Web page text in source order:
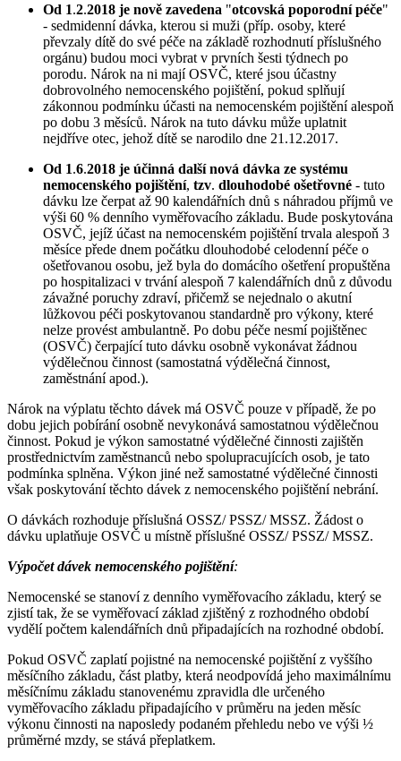
Od 1.2.2018 je nově zavedena "otcovská poporodní péče"
- sedmidenní dávka, kterou si muži (příp. osoby, které
převzaly dítě do své péče na základě rozhodnutí příslušného
orgánu) budou moci vybrat v prvních šesti týdnech po
porodu. Nárok na ni mají OSVČ, které jsou účastny
dobrovolného nemocenského pojištění, pokud splňují
zákonnou podmínku účasti na nemocenském pojištění alespoň
po dobu 3 měsíců. Nárok na tuto dávku může uplatnit
nejdříve otec, jehož dítě se narodilo dne 21.12.2017.
Od 1.6.2018 je účinná další nová dávka ze systému
nemocenského pojištění, tzv. dlouhodobé ošetřovné - tuto
dávku lze čerpat až 90 kalendářních dnů s náhradou příjmů ve
výši 60 % denního vyměřovacího základu. Bude poskytována
OSVČ, jejíž účast na nemocenském pojištění trvala alespoň 3
měsíce přede dnem počátku dlouhodobé celodenní péče o
ošetřovanou osobu, jež byla do domácího ošetření propuštěna
po hospitalizaci v trvání alespoň 7 kalendářních dnů z důvodu
závažné poruchy zdraví, přičemž se nejednalo o akutní
lůžkovou péči poskytovanou standardně pro výkony, které
nelze provést ambulantně. Po dobu péče nesmí pojištěnec
(OSVČ) čerpající tuto dávku osobně vykonávat žádnou
výdělečnou činnost (samostatná výdělečná činnost,
zaměstnání apod.).
Nárok na výplatu těchto dávek má OSVČ pouze v případě, že po
dobu jejich pobírání osobně nevykonává samostatnou výdělečnou
činnost. Pokud je výkon samostatné výdělečné činnosti zajištěn
prostřednictvím zaměstnanců nebo spolupracujících osob, je tato
podmínka splněna. Výkon jiné než samostatné výdělečné činnosti
však poskytování těchto dávek z nemocenského pojištění nebrání.
O dávkách rozhoduje příslušná OSSZ/ PSSZ/ MSSZ. Žádost o
dávku uplatňuje OSVČ u místně příslušné OSSZ/ PSSZ/ MSSZ.
Výpočet dávek nemocenského pojištění:
Nemocenské se stanoví z denního vyměřovacího základu, který se
zjistí tak, že se vyměřovací základ zjištěný z rozhodného období
vydělí počtem kalendářních dnů připadajících na rozhodné období.
Pokud OSVČ zaplatí pojistné na nemocenské pojištění z vyššího
měsíčního základu, část platby, která neodpovídá jeho maximálnímu
měsíčnímu základu stanovenému zpravidla dle určeného
vyměřovacího základu připadajícího v průměru na jeden měsíc
výkonu činnosti na naposledy podaném přehledu nebo ve výši ½
průměrné mzdy, se stává přeplatkem.